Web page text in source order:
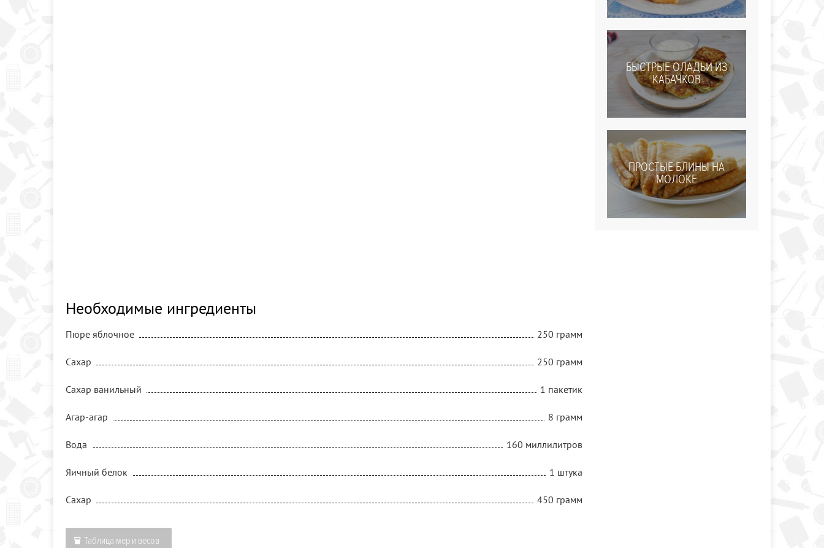
Необходимые ингредиенты
Пюре яблочное 250 грамм
Сахар 250 грамм
Сахар ванильный 1 пакетик
Агар-агар 8 грамм
Вода 160 миллилитров
Яичный белок 1 штука
Сахар 450 грамм
Таблица мер и весов
БЫСТРЫЕ ОЛАДЬИ ИЗ
КАБАЧКОВ
ПРОСТЫЕ БЛИНЫ НА
МОЛОКЕ